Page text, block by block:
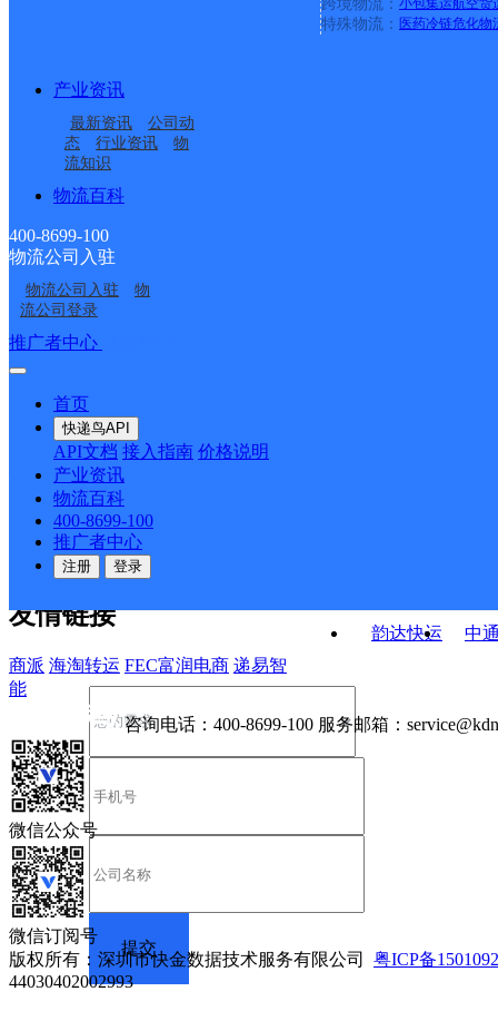
跨境物流： 小包集运航空货
特殊物流： 医药冷链危化物
产业资讯
最新资讯
公司动
态
行业资讯
物
流知识
物流百科
400-8699-100
物流公司入驻
物流公司入驻
物
流公司登录
推广者中心
首页
快递鸟API
API文档 接入指南 价格说明
产业资讯
物流百科
400-8699-100
推广者中心
注册 登录
二九零农场分部
鹤岗绥滨县
鹤岗绥滨县营业部
连生邮政所
绥滨农场邮政支局
中心邮政支局
普阳邮政支局
韵达快运
中
接口API
API接口 DEMO下载
关于我们
公司介绍 企业动态
合作伙伴 快递鸟接口服务协议
户隐私政策
友情链接
商派 海淘转运 FEC富润电商 递易智
能
咨询电话： 400-8699-100 服务邮箱：
微信公众号
微信订阅号
版权所有：深圳市快金数据技术服务有限公司 粤ICP备
44030402002993